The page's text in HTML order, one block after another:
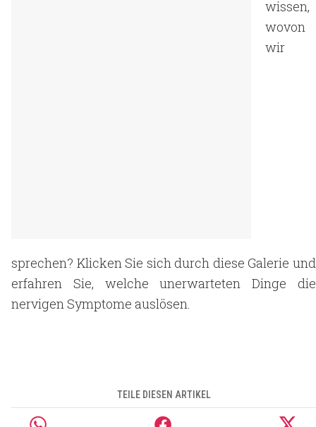
wissen,
wovon
wir
sprechen? Klicken Sie sich durch diese Galerie und
erfahren Sie, welche unerwarteten Dinge die
nervigen Symptome auslösen.
TEILE DIESEN ARTIKEL